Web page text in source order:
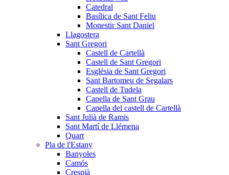
Catedral
Basílica de Sant Feliu
Monestir Sant Daniel
Llagostera
Sant Gregori
Castell de Cartellà
Castell de Sant Gregori
Església de Sant Gregori
Sant Bartomeu de Segalars
Castell de Tudela
Capella de Sant Grau
Capella del castell de Cartellà
Sant Julià de Ramis
Sant Martí de Llémena
Quart
Pla de l'Estany
Banyoles
Camós
Crespià